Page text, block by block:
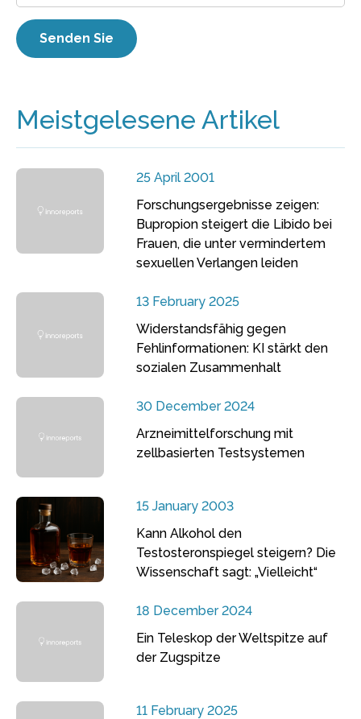
Meistgelesene Artikel
25 April 2001
Forschungsergebnisse zeigen:
Bupropion steigert die Libido bei
Frauen, die unter vermindertem
sexuellen Verlangen leiden
13 February 2025
Widerstandsfähig gegen
Fehlinformationen: KI stärkt den
sozialen Zusammenhalt
30 December 2024
Arzneimittelforschung mit
zellbasierten Testsystemen
15 January 2003
Kann Alkohol den
Testosteronspiegel steigern? Die
Wissenschaft sagt: „Vielleicht“
18 December 2024
Ein Teleskop der Weltspitze auf
der Zugspitze
11 February 2025